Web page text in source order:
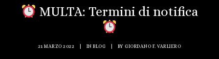
VIDEO
PRENDI UN APPUNTAMENTO
MULTA: Termini di notifica
21 MARZO 2022 INBLOG BY GIORDANO F. VARLIERO